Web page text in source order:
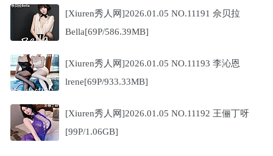
[Xiuren秀人网]2026.01.05 NO.11191 佘贝拉
Bella[69P/586.39MB]
[Xiuren秀人网]2026.01.05 NO.11193 李沁恩
lrene[69P/933.33MB]
[Xiuren秀人网]2026.01.05 NO.11192 王俪丁呀
[99P/1.06GB]